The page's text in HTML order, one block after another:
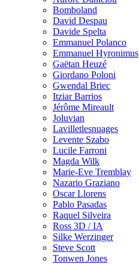
Bomboland
David Despau
Davide Spelta
Emmanuel Polanco
Emmanuel Hyronimus
Gaëtan Heuzé
Giordano Poloni
Gwendal Briec
Itziar Barrios
Jérôme Mireault
Joluvian
Lavilletlesnuages
Levente Szabo
Lucile Farroni
Magda Wilk
Marie-Eve Tremblay
Nazario Graziano
Oscar Llorens
Pablo Pasadas
Raquel Silveira
Ross 3D / IA
Silke Werzinger
Steve Scott
Tonwen Jones